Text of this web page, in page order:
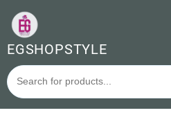
contenido
EGSHOPSTYLE